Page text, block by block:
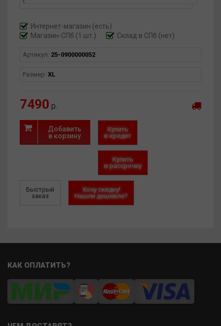
Интернет-магазин (есть)
Магазин-СПб (1 шт.)
Склад в СПб (нет)
Артикул: 25-0900000052
Размер: XL
7490 р.
Добавить
в корзину
Купить
в кредит
Купить
в рассрочку
Быстрый
заказ
Хочу скидку!
Нашли дешевле?
КАК ОПЛАТИТЬ?